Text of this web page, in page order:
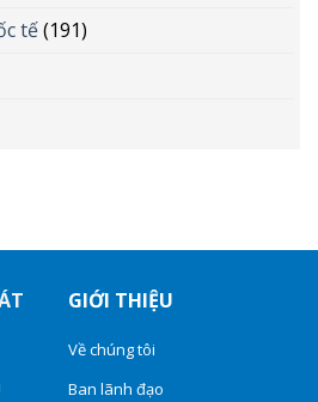
tế(191)
GIỚI THIỆU
Về chúng tôi
Ban lãnh đạo